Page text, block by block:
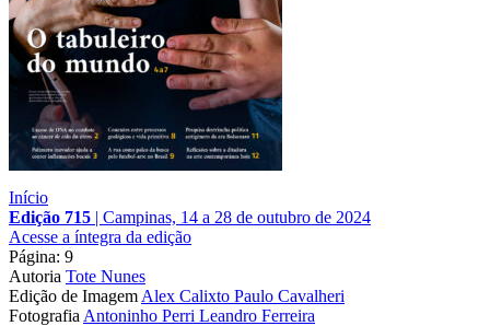
Início
Edição 715 | Campinas, 14 a 28 de outubro de 2024
Acesse a íntegra da edição
Página: 9
Autoria Tote Nunes
Edição de Imagem Alex Calixto Paulo Cavalheri
Fotografia Antoninho Perri Leandro Ferreira